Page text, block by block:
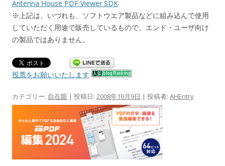
Antenna House PDF Viewer SDK
※上記は、いづれも、ソフトウエア製品などに組み込んで使用
していただく用途で販売しているもので、エンド・ユーザ向け
の製品ではありません。
投票をお願いいたします
カテゴリー: 自在眼 | 投稿日: 2008年10月9日 | 投稿者: AHEntry